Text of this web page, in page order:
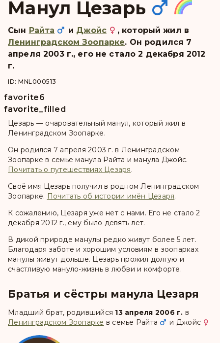
Манул Цезарь
Сын Райта и Джойс
, который жил в
Ленинградском Зоопарке. Он pодился 7
апреля 2003 г., его не стало 2 декабря 2012
г.
ID: MNL000513
favorite
favorite
favorite_filled
6
Цезарь — очаровательный манул, который жил в
Ленинградском Зоопарке.
Он родился 7 апреля 2003 г. в Ленинградском
Зоопарке в семье манула Райта и манула Джойс.
Почитать о путешествиях Цезаря.
Своё имя Цезарь получил в родном Ленинградском
Зоопарке. Почитать об истории имён Цезаря.
К сожалению, Цезаря уже нет с нами. Его не стало 2
декабря 2012 г., ему было девять лет.
В дикой природе манулы редко живут более 5 лет.
Благодаря заботе и хорошим условиям в зоопарках
манулы живут дольше. Цезарь прожил долгую и
счастливую мануло-жизнь в любви и комфорте.
Братья и сёстры манула Цезаря
Младший брат, родившийся 13 апреля 2006 г. в
Ленинградском Зоопарке в семье Райта и Джойс